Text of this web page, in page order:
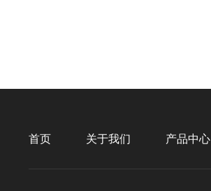
首页 关于我们 产品中心